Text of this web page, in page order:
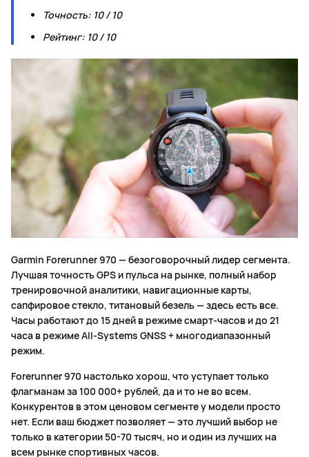
Точность: 10 / 10
Рейтинг: 10 / 10
Garmin Forerunner 970 — безоговорочный лидер сегмента.
Лучшая точность GPS и пульса на рынке, полный набор
тренировочной аналитики, навигационные карты,
сапфировое стекло, титановый безель — здесь есть все.
Часы работают до 15 дней в режиме смарт-часов и до 21
часа в режиме All-Systems GNSS + многодиапазонный
режим.
Forerunner 970 настолько хорош, что уступает только
флагманам за 100 000+ рублей, да и то не во всем.
Конкурентов в этом ценовом сегменте у модели просто
нет. Если ваш бюджет позволяет — это лучший выбор не
только в категории 50-70 тысяч, но и один из лучших на
всем рынке спортивных часов.